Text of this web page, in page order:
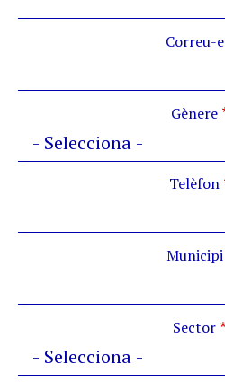
Correu-e
Gènere
Telèfon
Municipi
Sector